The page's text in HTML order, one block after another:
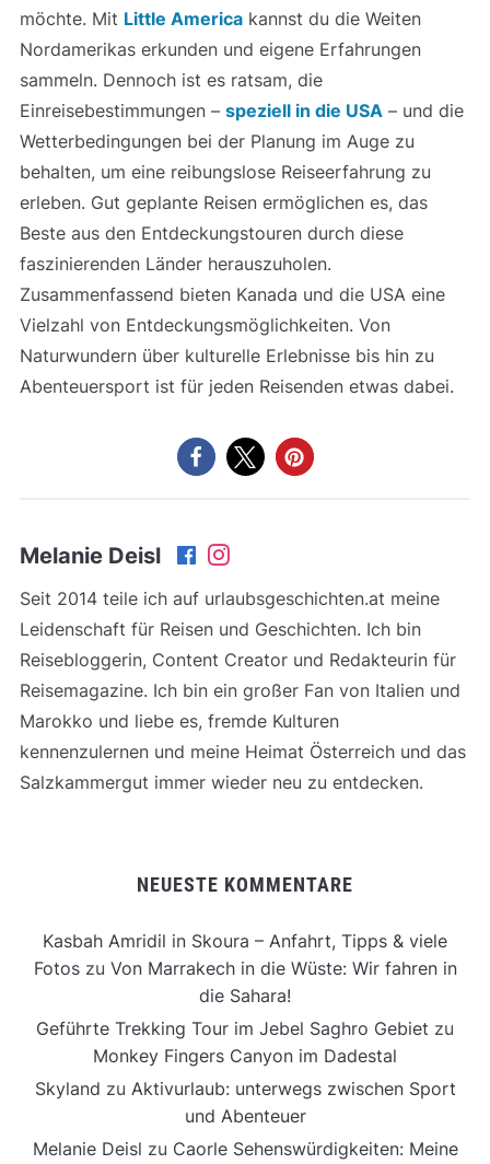
möchte. Mit Little Americakannst du die Weiten
Nordamerikas erkunden und eigene Erfahrungen
sammeln. Dennoch ist es ratsam, die
Einreisebestimmungen – speziell in die USA– und die
Wetterbedingungen bei der Planung im Auge zu
behalten, um eine reibungslose Reiseerfahrung zu
erleben. Gut geplante Reisen ermöglichen es, das
Beste aus den Entdeckungstouren durch diese
faszinierenden Länder herauszuholen.
Zusammenfassend bieten Kanada und die USA eine
Vielzahl von Entdeckungsmöglichkeiten. Von
Naturwundern über kulturelle Erlebnisse bis hin zu
Abenteuersport ist für jeden Reisenden etwas dabei.
Melanie Deisl
Seit 2014 teile ich auf urlaubsgeschichten.at meine
Leidenschaft für Reisen und Geschichten. Ich bin
Reisebloggerin, Content Creator und Redakteurin für
Reisemagazine. Ich bin ein großer Fan von Italien und
Marokko und liebe es, fremde Kulturen
kennenzulernen und meine Heimat Österreich und das
Salzkammergut immer wieder neu zu entdecken.
NEUESTE KOMMENTARE
Kasbah Amridil in Skoura – Anfahrt, Tipps & viele
Fotoszu Von Marrakech in die Wüste: Wir fahren in
die Sahara!
Geführte Trekking Tour im Jebel Saghro Gebiet zu
Monkey Fingers Canyon im Dadestal
Skyland zu Aktivurlaub: unterwegs zwischen Sport
und Abenteuer
Melanie Deisl zu Caorle Sehenswürdigkeiten: Meine